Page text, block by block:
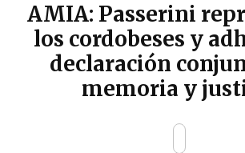
AMIA: Passerini
los cordobeses y
declaración
memoria y